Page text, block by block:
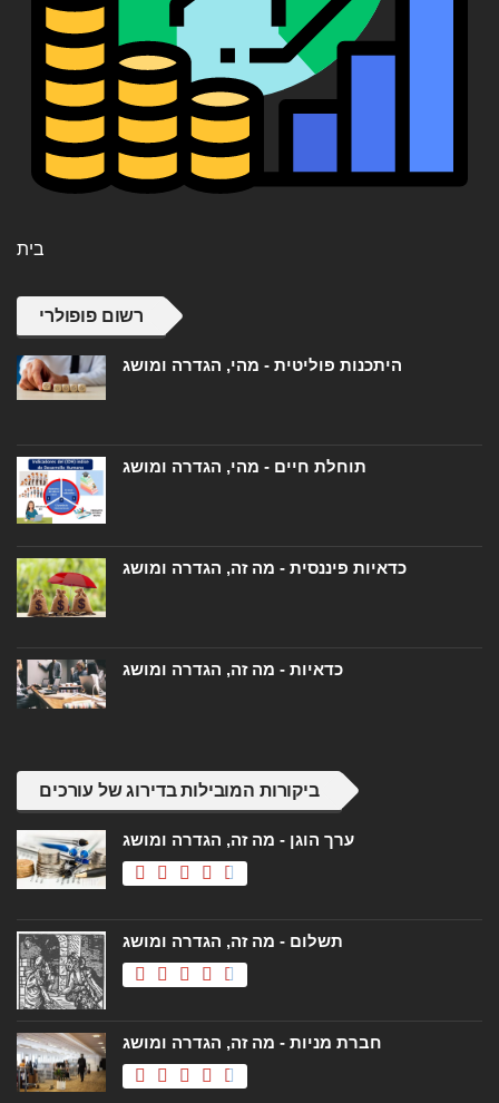
בית
רשום פופולרי
היתכנות פוליטית - מהי, הגדרה ומושג
תוחלת חיים - מהי, הגדרה ומושג
כדאיות פיננסית - מה זה, הגדרה ומושג
כדאיות - מה זה, הגדרה ומושג
ביקורות המובילות בדירוג של עורכים
ערך הוגן - מה זה, הגדרה ומושג
תשלום - מה זה, הגדרה ומושג
חברת מניות - מה זה, הגדרה ומושג